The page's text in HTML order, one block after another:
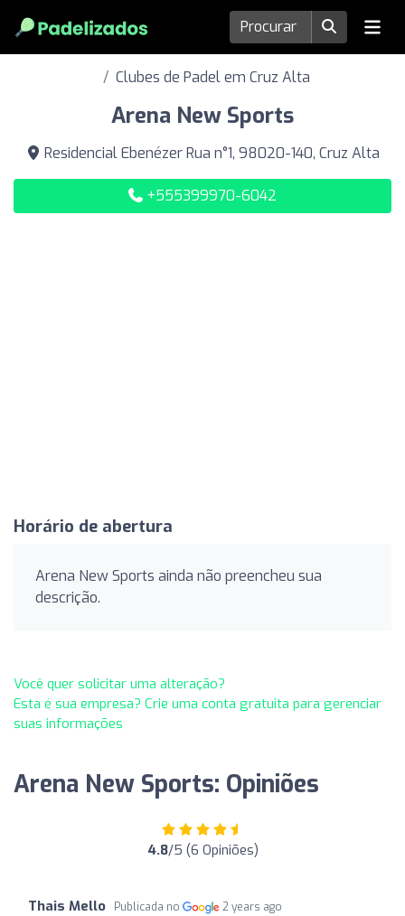
Clubes de Padel em Cruz Alta
Arena New Sports
Residencial Ebenézer Rua n°1, 98020-140, Cruz Alta
+555399970-6042
Horário de abertura
Arena New Sports ainda não preencheu sua
descrição.
Você quer solicitar uma alteração?
Esta é sua empresa? Crie uma conta gratuita para gerenciar
suas informações
Arena New Sports: Opiniões
4.8/5 (6 Opiniões)
Thais Mello Publicada no 2 years ago